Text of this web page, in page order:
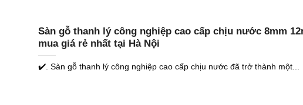
Sàn gỗ thanh lý công nghiệp cao cấp chịu nước 8mm
mua giá rẻ nhất tại Hà Nội
✔️. Sàn gỗ thanh lý công nghiệp cao cấp chịu nước đã trở thành một...